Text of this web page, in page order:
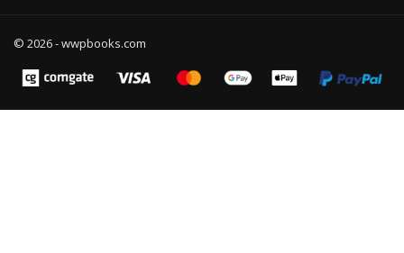
© 2026 - wwpbooks.com